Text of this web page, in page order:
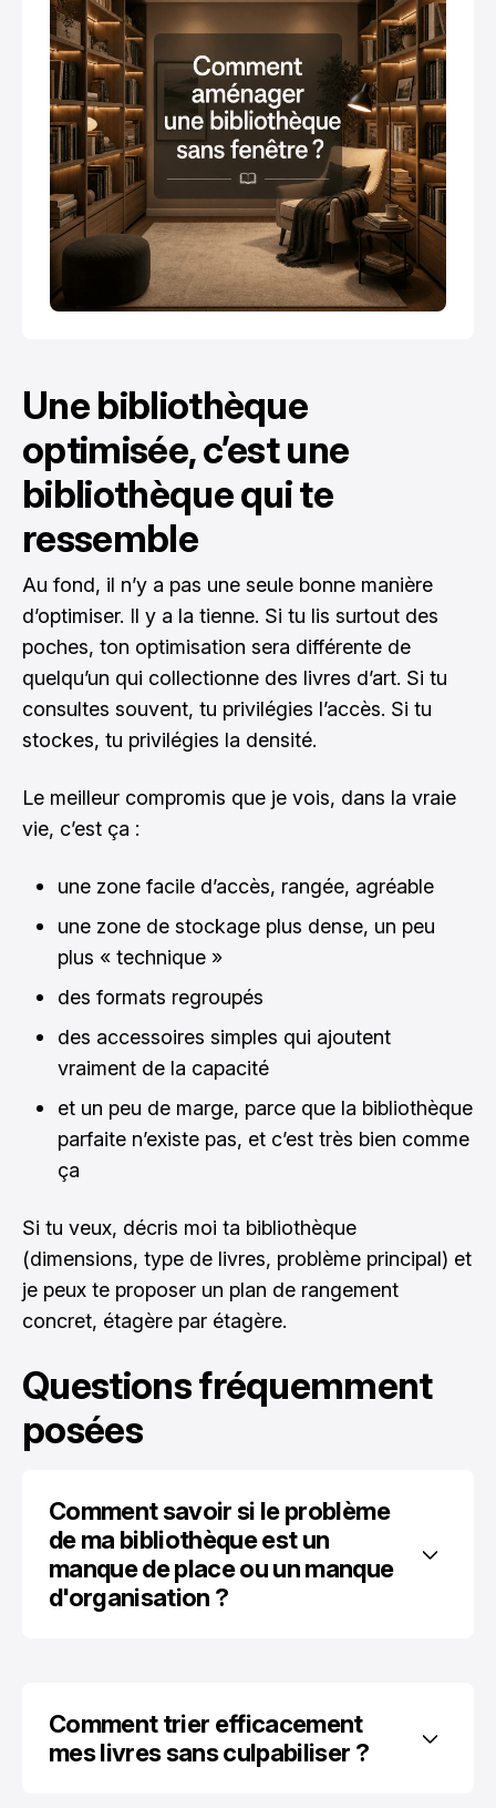
Une bibliothèque
optimisée, c’est une
bibliothèque qui te
ressemble
Au fond, il n’y a pas une seule bonne manière
d’optimiser. Il y a la tienne. Si tu lis surtout des
poches, ton optimisation sera différente de
quelqu’un qui collectionne des livres d’art. Si tu
consultes souvent, tu privilégies l’accès. Si tu
stockes, tu privilégies la densité.
Le meilleur compromis que je vois, dans la vraie
vie, c’est ça :
une zone facile d’accès, rangée, agréable
une zone de stockage plus dense, un peu
plus « technique »
des formats regroupés
des accessoires simples qui ajoutent
vraiment de la capacité
et un peu de marge, parce que la bibliothèque
parfaite n’existe pas, et c’est très bien comme
ça
Si tu veux, décris moi ta bibliothèque
(dimensions, type de livres, problème principal) et
je peux te proposer un plan de rangement
concret, étagère par étagère.
Questions fréquemment
posées
Comment savoir si le problème
de ma bibliothèque est un
manque de place ou un manque
d'organisation ?
Comment trier efficacement
mes livres sans culpabiliser ?